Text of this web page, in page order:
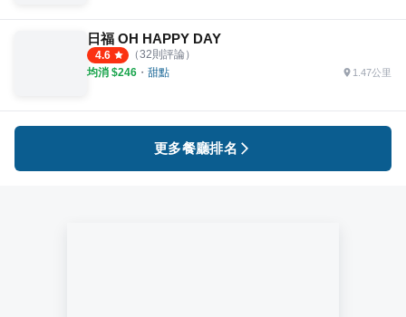
日福 OH HAPPY DAY
4.6 （32則評論）
均消 $246 ・ 甜點 1.47公里
更多餐廳排名